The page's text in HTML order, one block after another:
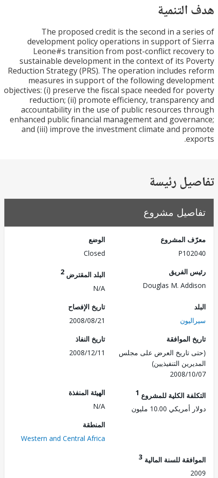
The proposed credit is the second in a
development policy operations in support of
Leone#s transition from post-conflict
sustainable development in the context of its
Reduction Strategy (PRS). The operation includes
measures in support of the following
objectives: (i) preserve the fiscal space needed for
reduction; (ii) promote efficiency,
accountability in the use of public resources
enhanced public financial management and
and (iii) improve the investment climate and
رئيسة
مشروع
المشروع
الفريق
Douglas M.
البلد المقترض
تاريخ الإفصاح
2008/08/21
الموافقة
تاريخ العرض على مجلس
التنفيذيين)
2008/
تاريخ النفاذ
2008/12/11
الكلية للمشروع1
10.00 مليون
الهيئة المنفذة
Western and Central Africa
للسنة المالية3